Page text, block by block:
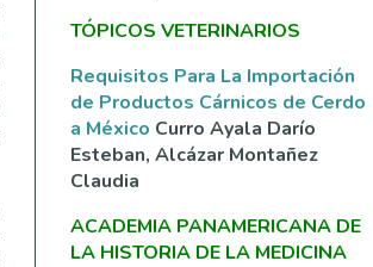
TÓPICOS VETERINARIOS
Requisitos Para La Importación
de Productos Cárnicos de Cerdo
a México Curro Ayala Darío
Esteban, Alcázar Montañez
Claudia
ACADEMIA PANAMERICANA DE
LA HISTORIA DE LA MEDICINA